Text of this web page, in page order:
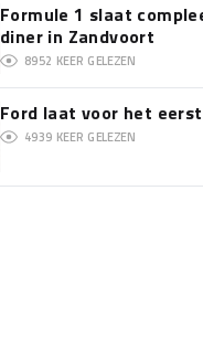
Formule 1 slaat
diner in Zandvoort
8952 KEER GELEZEN
Ford laat voor het
4939 KEER GELEZEN